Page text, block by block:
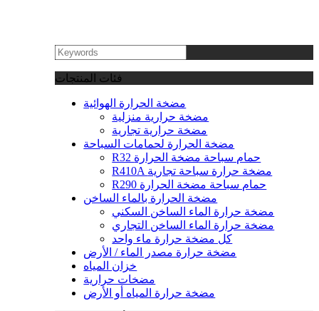
فئات المنتجات
مضخة الحرارة الهوائية
مضخة حرارية منزلية
مضخة حرارية تجارية
مضخة الحرارة لحمامات السباحة
R32 حمام سباحة مضخة الحرارة
R410A مضخة حرارة سباحة تجارية
R290 حمام سباحة مضخة الحرارة
مضخة الحرارة بالماء الساخن
مضخة حرارة الماء الساخن السكني
مضخة حرارة الماء الساخن التجاري
كل مضخة حرارة ماء واحد
مضخة حرارة مصدر الماء / الأرض
خزان المياه
مضخات حرارية
مضخة حرارة المياه أو الأرض